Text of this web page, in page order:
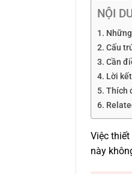
NỘI
Cấu
Cần
Lời kết
Thích
Việc
này